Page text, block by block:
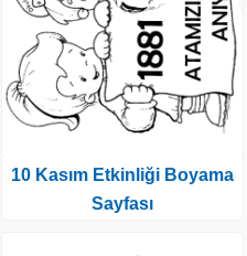
10 Kasım Etkinliği Boyama
Sayfası